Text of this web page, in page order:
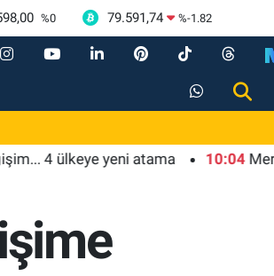
%0 79.591,74 %-1.82
ülkeye yeni atama 10:04 Mersin'de